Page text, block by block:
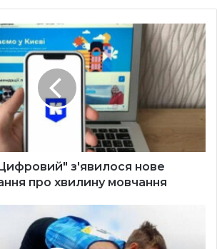
з'явилося нове
про хвилину мовчання